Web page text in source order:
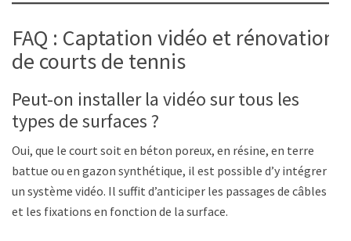
FAQ : Captation vidéo et rénovation
de courts de tennis
Peut-on installer la vidéo sur tous les
types de surfaces ?
Oui, que le court soit en béton poreux, en résine, en terre
battue ou en gazon synthétique, il est possible d’y intégrer
un système vidéo. Il suffit d’anticiper les passages de câbles
et les fixations en fonction de la surface.